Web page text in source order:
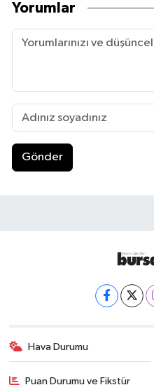
Yorumlar
Gönder
Hava Durumu
Puan Durumu ve Fikstür